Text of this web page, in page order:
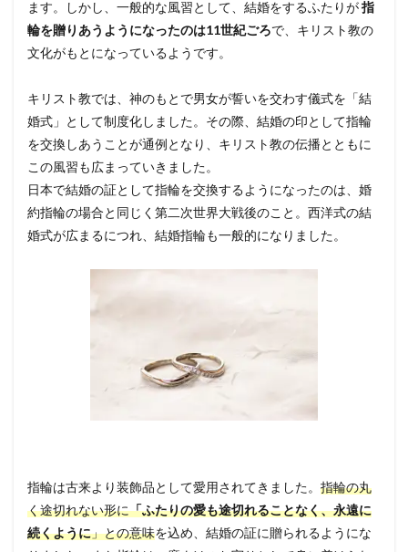
ます。しかし、一般的な風習として、結婚をするふたりが指
輪を贈りあうようになったのは11世紀ごろで、キリスト教の
文化がもとになっているようです。
キリスト教では、神のもとで男女が誓いを交わす儀式を「結
婚式」として制度化しました。その際、結婚の印として指輪
を交換しあうことが通例となり、キリスト教の伝播とともに
この風習も広まっていきました。
日本で結婚の証として指輪を交換するようになったのは、婚
約指輪の場合と同じく第二次世界大戦後のこと。西洋式の結
婚式が広まるにつれ、結婚指輪も一般的になりました。
指輪は古来より装飾品として愛用されてきました。 指輪の丸
く途切れない形に「ふたりの愛も途切れることなく、永遠に
続くように」との意味を込め、結婚の証に贈られるようにな